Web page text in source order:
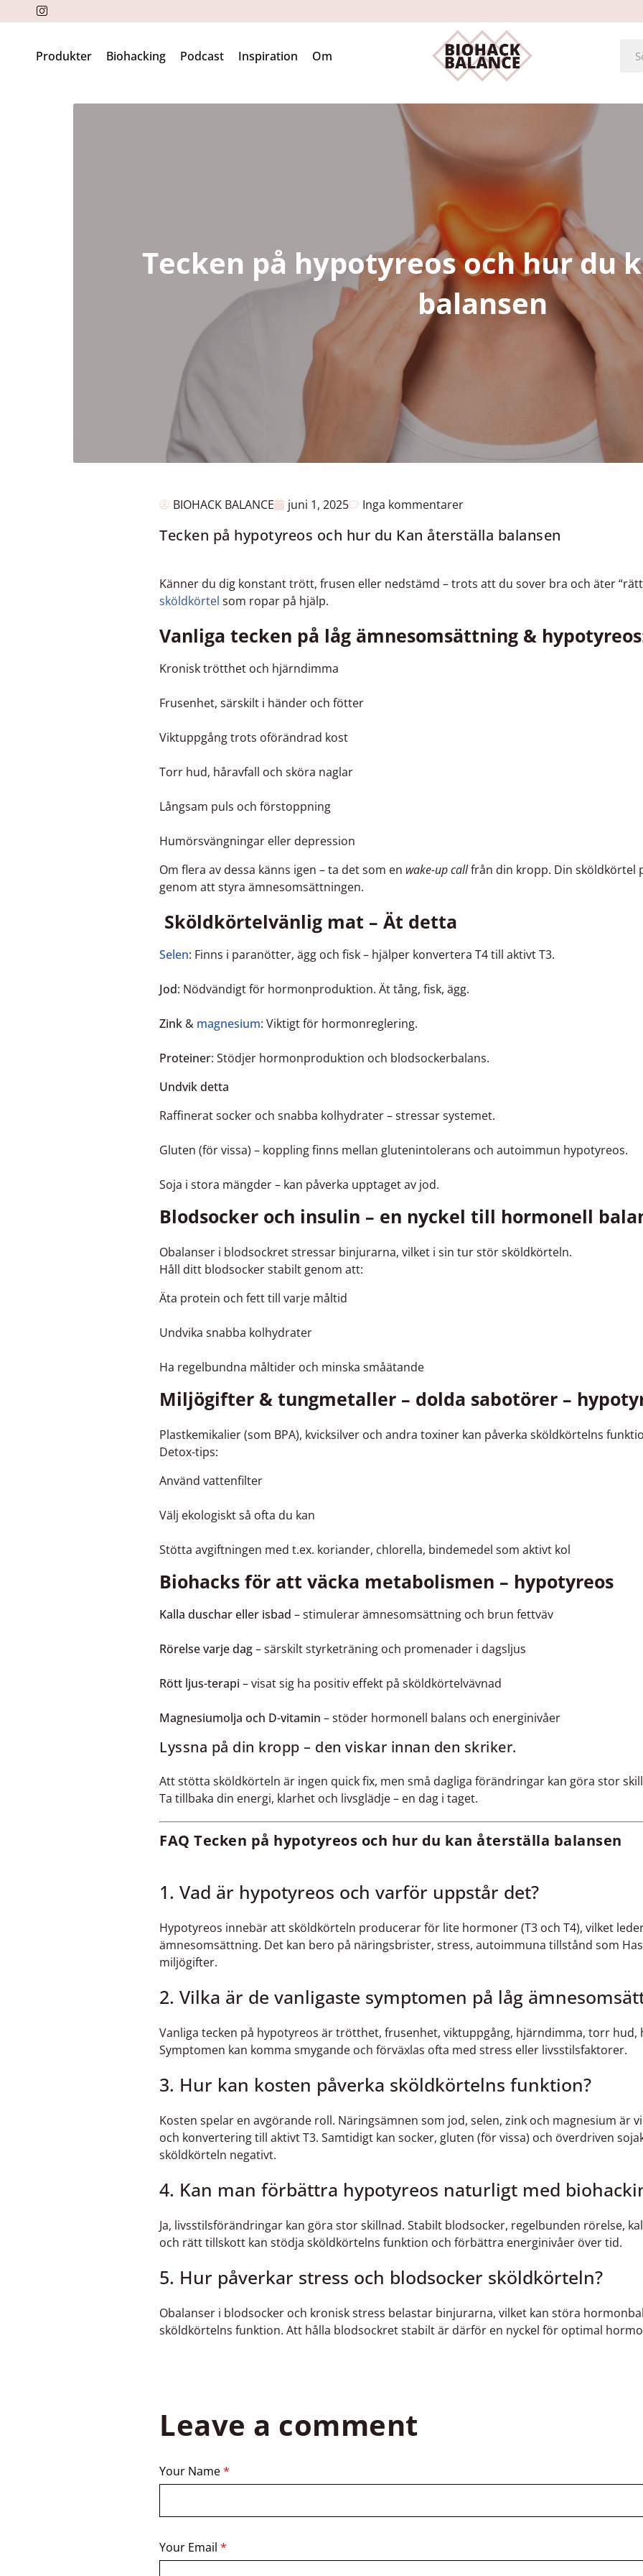
Produkter Biohacking Podcast Inspiration Om
Tecken på hypotyreos och hur du
balansen
BIOHACK BALANCE juni 1, 2025 Inga kommentarer
Tecken på hypotyreos och hur du Kan återställa balansen
Känner du dig konstant trött, frusen eller nedstämd – trots att du sover bra och äter
sköldkörtel som ropar på hjälp.
Vanliga tecken på låg ämnesomsättning &
Kronisk trötthet och hjärndimma
Frusenhet, särskilt i händer och fötter
Viktuppgång trots oförändrad kost
Torr hud, håravfall och sköra naglar
Långsam puls och förstoppning
Humörsvängningar eller depression
Om flera av dessa känns igen – ta det som en wake-up callfrån din kropp. Din sköldkörtel
genom att styra ämnesomsättningen.
Sköldkörtelvänlig mat – Ät detta
Selen: Finns i paranötter, ägg och fisk – hjälper konvertera T4 till aktivt T3.
Jod: Nödvändigt för hormonproduktion. Ät tång, fisk, ägg.
Zink & magnesium: Viktigt för hormonreglering.
Proteiner: Stödjer hormonproduktion och blodsockerbalans.
Undvik detta
Raffinerat socker och snabba kolhydrater – stressar systemet.
Gluten (för vissa) – koppling finns mellan glutenintolerans och autoimmun hypotyreos.
Soja i stora mängder – kan påverka upptaget av jod.
Blodsocker och insulin – en nyckel till hormonell
Obalanser i blodsockret stressar binjurarna, vilket i sin tur stör sköldkörteln.
Håll ditt blodsocker stabilt genom att:
Äta protein och fett till varje måltid
Undvika snabba kolhydrater
Ha regelbundna måltider och minska småätande
Miljögifter & tungmetaller – dolda sabotörer –
Plastkemikalier (som BPA), kvicksilver och andra toxiner kan påverka sköldkörtelns
Detox-tips:
Använd vattenfilter
Välj ekologiskt så ofta du kan
Stötta avgiftningen med t.ex. koriander, chlorella, bindemedel som aktivt kol
Biohacks för att väcka metabolismen – hypotyreos
Kalla duschar eller isbad – stimulerar ämnesomsättning och brun fettväv
Rörelse varje dag– särskilt styrketräning och promenader i dagsljus
Rött ljus-terapi – visat sig ha positiv effekt på sköldkörtelvävnad
Magnesiumolja och D-vitamin – stöder hormonell balans och energinivåer
Lyssna på din kropp – den viskar innan den skriker.
Att stötta sköldkörteln är ingen quick fix, men små dagliga förändringar kan göra stor
Ta tillbaka din energi, klarhet och livsglädje – en dag i taget.
FAQ Tecken på hypotyreos och hur du kan återställa balansen
1. Vad är hypotyreos och varför uppstår det?
Hypotyreos innebär att sköldkörteln producerar för lite hormoner (T3 och T4), vilket
ämnesomsättning. Det kan bero på näringsbrister, stress, autoimmuna tillstånd som
miljögifter.
2. Vilka är de vanligaste symptomen på låg
Vanliga tecken på hypotyreos är trötthet, frusenhet, viktuppgång, hjärndimma, torr hud,
Symptomen kan komma smygande och förväxlas ofta med stress eller livsstilsfaktorer.
3. Hur kan kosten påverka sköldkörtelns funktion?
Kosten spelar en avgörande roll. Näringsämnen som jod, selen, zink och magnesium är
och konvertering till aktivt T3. Samtidigt kan socker, gluten (för vissa) och överdriven
sköldkörteln negativt.
4. Kan man förbättra hypotyreos naturligt med
Ja, livsstilsförändringar kan göra stor skillnad. Stabilt blodsocker, regelbunden rörelse,
och rätt tillskott kan stödja sköldkörtelns funktion och förbättra energinivåer över tid.
5. Hur påverkar stress och blodsocker sköldkörteln?
Obalanser i blodsocker och kronisk stress belastar binjurarna, vilket kan störa
sköldkörtelns funktion. Att hålla blodsockret stabilt är därför en nyckel för optimal
Leave a comment
Your Name*
Your Email *